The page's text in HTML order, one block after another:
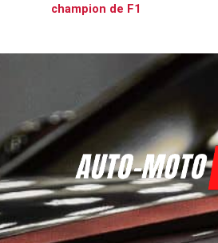
champion de F1